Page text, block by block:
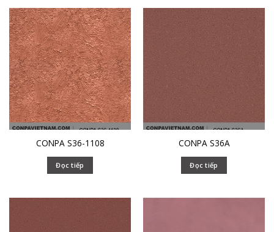
CONPA S36-1108
Đọc tiếp
CONPA S36A
Đọc tiếp